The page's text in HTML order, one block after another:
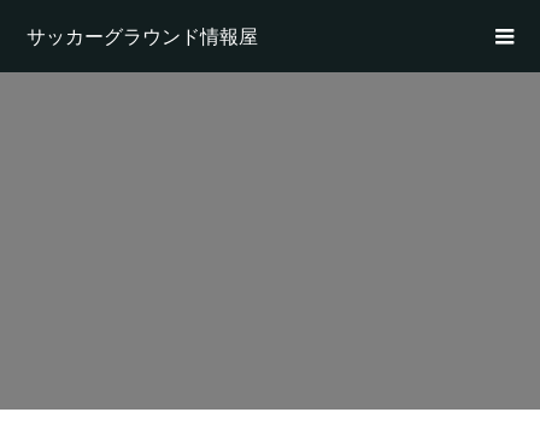
サッカーグラウンド情報屋